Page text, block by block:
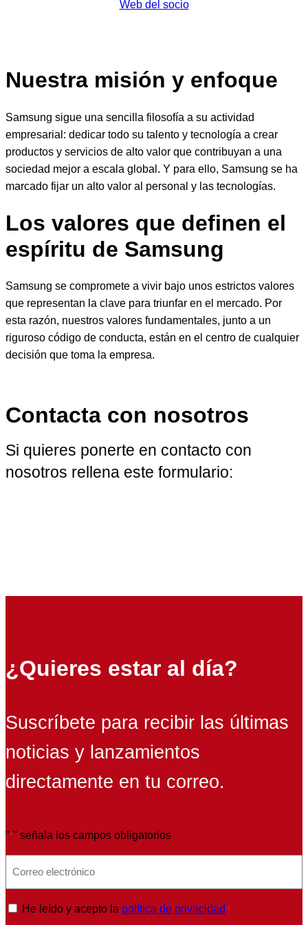
Web del socio
Nuestra misión y enfoque
Samsung sigue una sencilla filosofía a su actividad
empresarial: dedicar todo su talento y tecnología a crear
productos y servicios de alto valor que contribuyan a una
sociedad mejor a escala global. Y para ello, Samsung se ha
marcado fijar un alto valor al personal y las tecnologías.
Los valores que definen el
espíritu de Samsung
Samsung se compromete a vivir bajo unos estrictos valores
que representan la clave para triunfar en el mercado. Por
esta razón, nuestros valores fundamentales, junto a un
riguroso código de conducta, están en el centro de cualquier
decisión que toma la empresa.
Contacta con nosotros
Si quieres ponerte en contacto con
nosotros rellena este formulario:
¿Quieres estar al día?
Suscríbete para recibir las últimas
noticias y lanzamientos
directamente en tu correo.
"*" señala los campos obligatorios
P
He leído y acepto la política de privacidad *